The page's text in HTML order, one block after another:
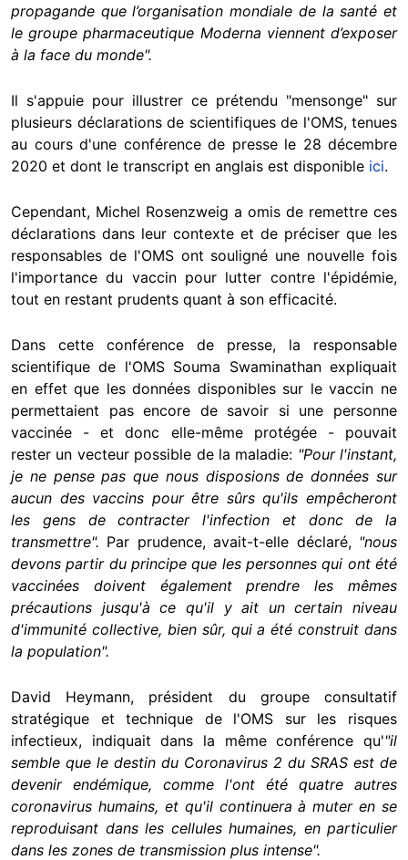
propagande que l’organisation mondiale de la santé et
le groupe pharmaceutique Moderna viennent d’exposer
à la face du monde".
Il s'appuie pour illustrer ce prétendu "mensonge" sur
plusieurs déclarations de scientifiques de l'OMS, tenues
au cours d'une conférence de presse le 28 décembre
2020 et dont le transcript en anglais est disponible ici.
Cependant, Michel Rosenzweig a omis de remettre ces
déclarations dans leur contexte et de préciser que les
responsables de l'OMS ont souligné une nouvelle fois
l'importance du vaccin pour lutter contre l'épidémie,
tout en restant prudents quant à son efficacité.
Dans cette conférence de presse, la responsable
scientifique de l'OMS Souma Swaminathan expliquait
en effet que les données disponibles sur le vaccin ne
permettaient pas encore de savoir si une personne
vaccinée - et donc elle-même protégée - pouvait
rester un vecteur possible de la maladie: "Pour l'instant,
je ne pense pas que nous disposions de données sur
aucun des vaccins pour être sûrs qu'ils empêcheront
les gens de contracter l'infection et donc de la
transmettre". Par prudence, avait-t-elle déclaré,"nous
devons partir du principe que les personnes qui ont été
vaccinées doivent également prendre les mêmes
précautions jusqu'à ce qu'il y ait un certain niveau
d'immunité collective, bien sûr, qui a été construit dans
la population".
David Heymann, président du groupe consultatif
stratégique et technique de l'OMS sur les risques
infectieux, indiquait dans la même conférence qu'"il
semble que le destin du Coronavirus 2 du SRAS est de
devenir endémique, comme l'ont été quatre autres
coronavirus humains, et qu'il continuera à muter en se
reproduisant dans les cellules humaines, en particulier
dans les zones de transmission plus intense".